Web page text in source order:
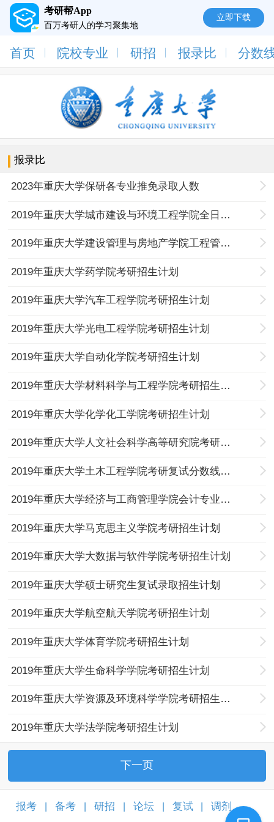
考研帮App
百万考研人的学习聚集地
立即下载
首页 院校专业 研招 报录比 分数
报录比
2023年重庆大学保研各专业推免录取人数
2019年重庆大学城市建设与环境工程学院全日制硕士研究生招生计划指标增加的公示
2019年重庆大学建设管理与房地产学院工程管理硕士(MEM)招生计划
2019年重庆大学药学院考研招生计划
2019年重庆大学汽车工程学院考研招生计划
2019年重庆大学光电工程学院考研招生计划
2019年重庆大学自动化学院考研招生计划
2019年重庆大学材料科学与工程学院考研招生计划
2019年重庆大学化学化工学院考研招生计划
2019年重庆大学人文社会科学高等研究院考研招生计划
2019年重庆大学土木工程学院考研复试分数线及招生计划
2019年重庆大学经济与工商管理学院会计专业硕士（MPAcc）考研招生计划
2019年重庆大学马克思主义学院考研招生计划
2019年重庆大学大数据与软件学院考研招生计划
2019年重庆大学硕士研究生复试录取招生计划
2019年重庆大学航空航天学院考研招生计划
2019年重庆大学体育学院考研招生计划
2019年重庆大学生命科学学院考研招生计划
2019年重庆大学资源及环境科学学院考研招生计划
2019年重庆大学法学院考研招生计划
下一页
报考 备考 研招 论坛 复试 调剂